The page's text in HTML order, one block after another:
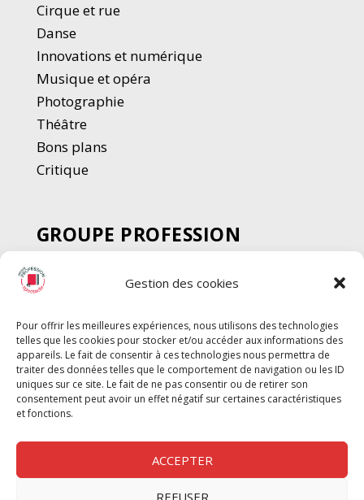
Gestion des cookies
Pour offrir les meilleures expériences, nous utilisons des technologies
telles que les cookies pour stocker et/ou accéder aux informations des
appareils. Le fait de consentir à ces technologies nous permettra de
traiter des données telles que le comportement de navigation ou les ID
uniques sur ce site. Le fait de ne pas consentir ou de retirer son
consentement peut avoir un effet négatif sur certaines caractéristiques
et fonctions.
ACCEPTER
REFUSER
Cirque et rue
Danse
Innovations et numérique
Musique et opéra
Photographie
Théâtre
Bons plans
Critique
GROUPE PROFESSION
SPECTACLE
Chèque Intermittents
Chèque Compta
Chèque Emploi Spectacle
G-Pods
Profession Audio-visuel